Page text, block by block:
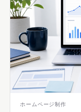
ホームページ制作